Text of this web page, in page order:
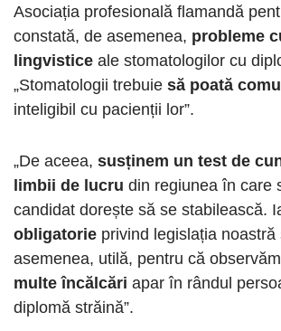
Asociația profesională flamandă
constată, de asemenea, probleme
lingvistice ale stomatologilor cu
„Stomatologii trebuie să poată
inteligibil cu pacienții lor”.
„De aceea, susținem un test de
limbii de lucru din regiunea în care
candidat dorește să se stabilească.
obligatorie privind legislația
asemenea, utilă, pentru că
multe încălcări apar în rândul
diplomă străină”.